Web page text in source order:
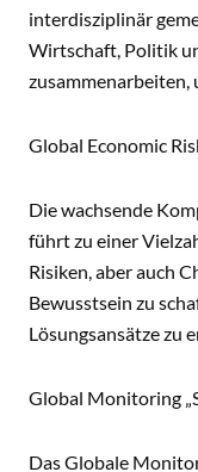
interdisziplinär
Wirtschaft, Politik
zusammenarbeiten,
Global Economic
Die wachsende
führt zu einer
Risiken, aber auch
Bewusstsein zu
Lösungsansätze zu
Global Monitoring
Das Globale